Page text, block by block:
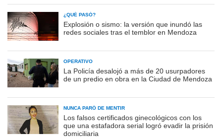
¿QUÉ PASÓ?
Explosión o sismo: la versión que inundó las
redes sociales tras el temblor en Mendoza
OPERATIVO
La Policía desalojó a más de 20 usurpadores
de un predio en obra en la Ciudad de Mendoza
NUNCA PARÓ DE MENTIR
Los falsos certificados ginecológicos con los
que una estafadora serial logró evadir la prisión
domiciliaria